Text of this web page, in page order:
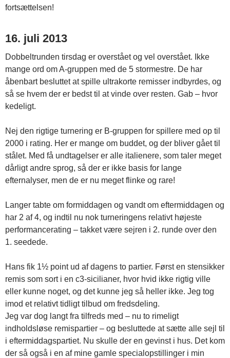
fortsættelsen!
16. juli 2013
Dobbeltrunden tirsdag er overstået og vel overstået. Ikke
mange ord om A-gruppen med de 5 stormestre. De har
åbenbart besluttet at spille ultrakorte remisser indbyrdes, og
så se hvem der er bedst til at vinde over resten. Gab – hvor
kedeligt.
Nej den rigtige turnering er B-gruppen for spillere med op til
2000 i rating. Her er mange om buddet, og der bliver gået til
stålet. Med få undtagelser er alle italienere, som taler meget
dårligt andre sprog, så der er ikke basis for lange
efternalyser, men de er nu meget flinke og rare!
Langer tabte om formiddagen og vandt om eftermiddagen og
har 2 af 4, og indtil nu nok turneringens relativt højeste
performancerating – takket være sejren i 2. runde over den
1. seedede.
Hans fik 1½ point ud af dagens to partier. Først en stensikker
remis som sort i en c3-sicilianer, hvor hvid ikke rigtig ville
eller kunne noget, og det kunne jeg så heller ikke. Jeg tog
imod et relativt tidligt tilbud om fredsdeling.
Jeg var dog langt fra tilfreds med – nu to rimeligt
indholdsløse remispartier – og besluttede at sætte alle sejl til
i eftermiddagspartiet. Nu skulle der en gevinst i hus. Det kom
der så også i en af mine gamle specialopstillinger i min